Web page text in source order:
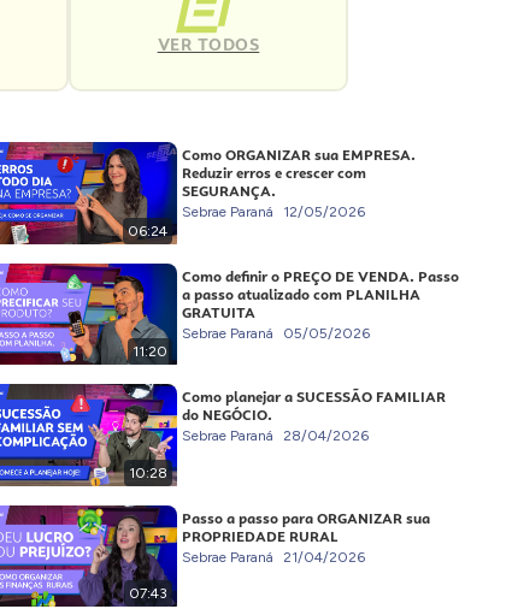
VER TODOS
06:24
Como ORGANIZAR sua EMPRESA.
Reduzir erros e crescer com
SEGURANÇA.
Sebrae Paraná 12/05/2026
11:20
Como definir o PREÇO DE VENDA. Passo
a passo atualizado com PLANILHA
GRATUITA
Sebrae Paraná 05/05/2026
10:28
Como planejar a SUCESSÃO FAMILIAR
do NEGÓCIO.
Sebrae Paraná 28/04/2026
07:43
Passo a passo para ORGANIZAR sua
PROPRIEDADE RURAL
Sebrae Paraná 21/04/2026